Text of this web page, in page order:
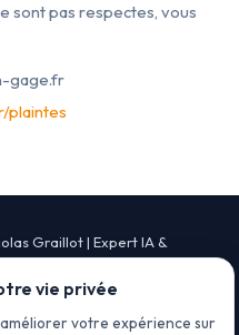
sont pas respectes, vous
gage.fr
plaintes
Graillot | Expert IA &
le n° 76311499031 auprès du
Occitanie
vie privée
votre expérience sur